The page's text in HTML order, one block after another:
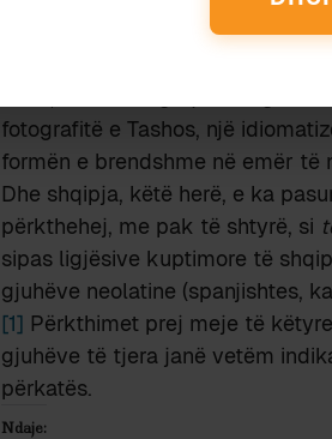
fakt nuk janë). Edhe pse unë
fotografitë e Tashos, një
formën e brendshme në emër të
Dhe shqipja, këtë herë, e ka
përkthehej, me pak të shtyrë, si
sipas ligjësive kuptimore të
gjuhëve neolatine (spanjishtes,
[1] Përkthimet prej meje të
gjuhëve të tjera janë vetëm
përkatës.
Ndaje: